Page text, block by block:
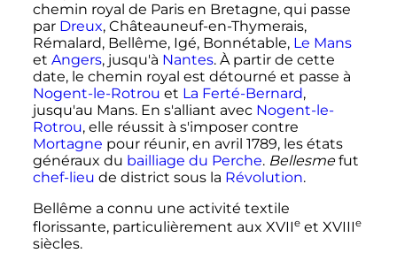
chemin royal de Paris en Bretagne, qui passe
par Dreux, Châteauneuf-en-Thymerais,
Rémalard, Bellême, Igé, Bonnétable, Le Mans
et Angers, jusqu'à Nantes. À partir de cette
date, le chemin royal est détourné et passe à
Nogent-le-Rotrou et La Ferté-Bernard,
jusqu'au Mans. En s'alliant avec Nogent-le-
Rotrou, elle réussit à s'imposer contre
Mortagne pour réunir, en avril 1789, les états
généraux du bailliage du Perche. Bellesmefut
chef-lieu de district sous la Révolution.
Bellême a connu une activité textile
florissante, particulièrement aux XVIIe et XVIIIe
siècles.